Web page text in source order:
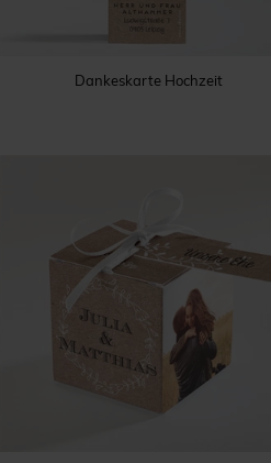
Dankeskarte Hochzeit